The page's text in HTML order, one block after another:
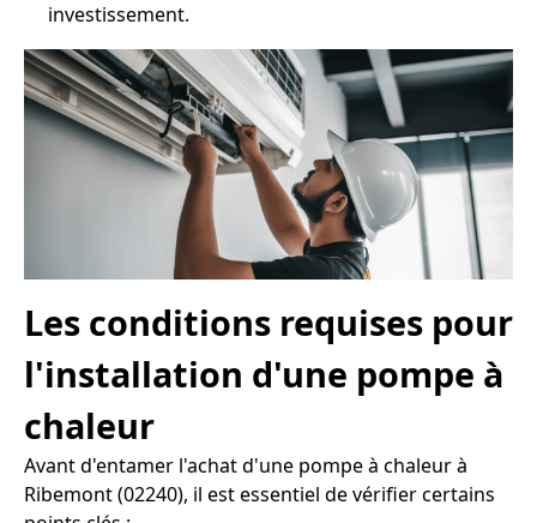
investissement.
Les conditions requises pour
l'installation d'une pompe à
chaleur
Avant d'entamer l'achat d'une pompe à chaleur à
Ribemont (02240), il est essentiel de vérifier certains